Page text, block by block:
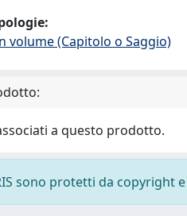
volume (Capitolo o Saggio)
a questo prodotto.
sono protetti da copyright